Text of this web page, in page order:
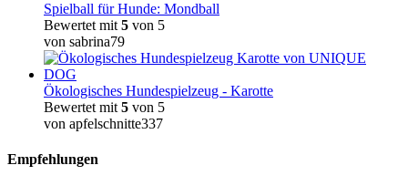
Spielball für Hunde: Mondball
Bewertet mit 5 von 5
von sabrina79
Ökologisches Hundespielzeug - Karotte
Bewertet mit 5 von 5
von apfelschnitte337
Empfehlungen